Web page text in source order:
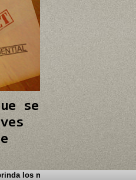
se
de Guerra le brinda los